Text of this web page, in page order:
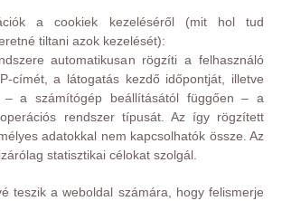
a cookiek kezeléséről (mit hol tud
tiltani azok kezelését):
automatikusan rögzíti a felhasználó
címét, a látogatás kezdő időpontját, illetve
– a számítógép beállításától függően – a
rendszer típusát. Az így rögzített
adatokkal nem kapcsolhatók össze. Az
statisztikai célokat szolgál.
teszik a weboldal számára, hogy felismerje